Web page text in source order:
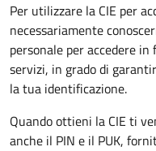
Per utilizzare la CIE per
necessariamente
personale per accedere
servizi, in grado di
la tua identificazione.
Quando ottieni la CIE ti
anche il PIN e il PUK,